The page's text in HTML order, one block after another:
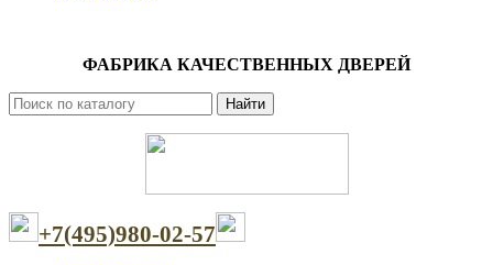
ФАБРИКА КАЧЕСТВЕННЫХ ДВЕРЕЙ
Найти
+7(495)980-02-57